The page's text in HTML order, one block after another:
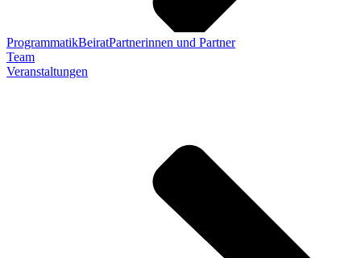
ProgrammatikBeiratPartnerinnen und Partner
Team
Veranstaltungen